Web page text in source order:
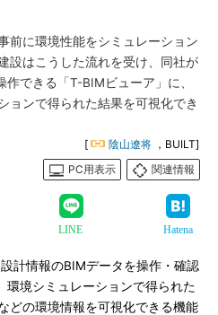
前に環境性能をシミュレーション
設はこうした流れを受け、同社が
できる「T-BIMビューア」に、
ョンで得られた結果を可視化でき
[ 陰山遼将 ，BUILT]
PC用表示
関連情報
LINE Hatena
計情報のBIMデータを操作・確認
環境シミュレーションで得られた
どの環境情報を可視化できる機能